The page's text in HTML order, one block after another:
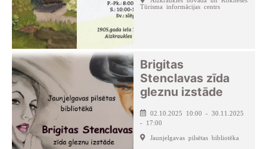
Tūrisma informācijas centrs
Brigitas
Stenclavas zīda
gleznu izstāde
02.10.2025 10:00 - 30.11.2025
- 17:00
Jaunjelgavas pilsētas bibliotēka